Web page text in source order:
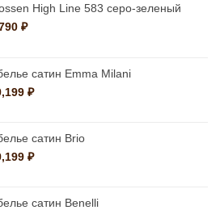
High Line 583 серо-зеленый
₽Диапазон
–
10,790 ₽
сатин Emma Milani
₽Диапазон
–
19,199 ₽
сатин Brio
₽Диапазон
–
сатин Benelli